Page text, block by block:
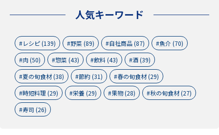
人気キーワード
レシピ (139) 野菜 (89) 自社商品 (87)
魚介 (70)
肉 (50)
惣菜 (43) 飲料 (43)
酒 (39)
夏の旬食材 (38)
節約 (31)
春の旬食材 (29)
時短料理 (29)
栄養 (29) 果物 (28)
秋の旬食材 (27)
寿司 (26)